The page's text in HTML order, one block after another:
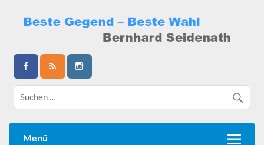
content
Bernhard Seidenath
Menü